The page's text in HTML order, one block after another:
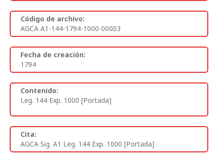
Código de archivo:
AGCA A1-144-1794-1000-00003
Fecha de creación:
1794
Contenido:
Leg. 144 Exp. 1000 [Portada]
Cita:
AGCA Sig. A1 Leg. 144 Exp. 1000 [Portada]